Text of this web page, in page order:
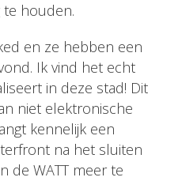
houden.
en ze hebben een
Ik vind het echt
in deze stad! Dit
niet elektronische
kennelijk een
na het sluiten
de WATT meer te